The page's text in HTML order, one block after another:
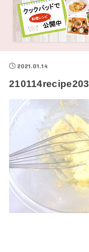
2021.01.14
210114recipe203